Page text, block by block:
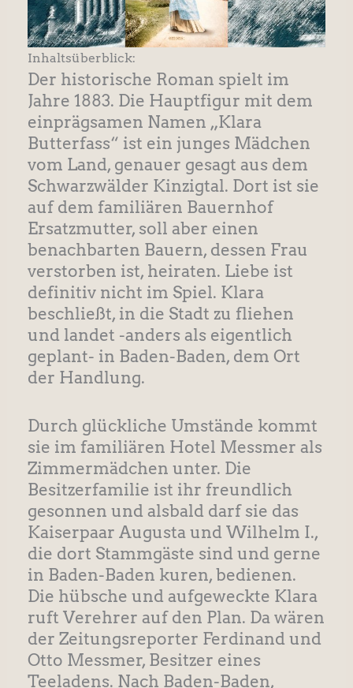
Inhaltsüberblick:
Der historische Roman spielt im
Jahre 1883. Die Hauptfigur mit dem
einprägsamen Namen „Klara
Butterfass“ ist ein junges Mädchen
vom Land, genauer gesagt aus dem
Schwarzwälder Kinzigtal. Dort ist sie
auf dem familiären Bauernhof
Ersatzmutter, soll aber einen
benachbarten Bauern, dessen Frau
verstorben ist, heiraten. Liebe ist
definitiv nicht im Spiel. Klara
beschließt, in die Stadt zu fliehen
und landet -anders als eigentlich
geplant- in Baden-Baden, dem Ort
der Handlung.
Durch glückliche Umstände kommt
sie im familiären Hotel Messmer als
Zimmermädchen unter. Die
Besitzerfamilie ist ihr freundlich
gesonnen und alsbald darf sie das
Kaiserpaar Augusta und Wilhelm I.,
die dort Stammgäste sind und gerne
in Baden-Baden kuren, bedienen.
Die hübsche und aufgeweckte Klara
ruft Verehrer auf den Plan. Da wären
der Zeitungsreporter Ferdinand und
Otto Messmer, Besitzer eines
Teeladens. Nach Baden-Baden,